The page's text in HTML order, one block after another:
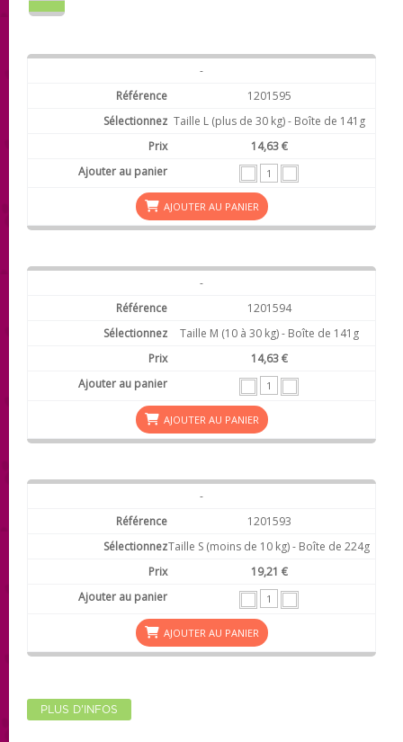
-
1201595
Taille L (plus de 30 kg) - Boîte de 141g
14,63 €
AJOUTER AU PANIER
-
1201594
Taille M (10 à 30 kg) - Boîte de 141g
14,63 €
AJOUTER AU PANIER
-
1201593
Taille S (moins de 10 kg) - Boîte de 224g
19,21 €
AJOUTER AU PANIER
PLUS D'INFOS